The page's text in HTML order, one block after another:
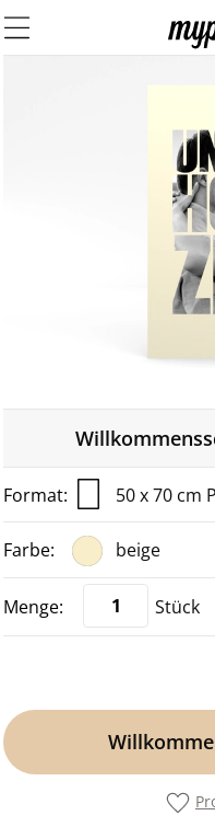
50 x 70 cm
beige
Stück